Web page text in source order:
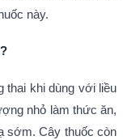
này.
thai khi dùng với liều
nhỏ làm thức ăn,
sớm. Cây thuốc còn